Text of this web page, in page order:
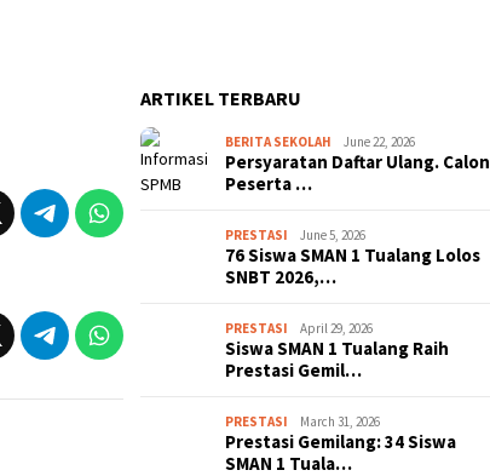
ARTIKEL TERBARU
BERITA SEKOLAH June 22, 2026
Persyaratan Daftar Ulang. Calon
Peserta …
PRESTASI June 5, 2026
76 Siswa SMAN 1 Tualang Lolos
SNBT 2026,…
PRESTASI April 29, 2026
Siswa SMAN 1 Tualang Raih
Prestasi Gemil…
PRESTASI March 31, 2026
Prestasi Gemilang: 34 Siswa
SMAN 1 Tuala…